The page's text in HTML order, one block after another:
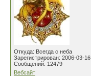
Откуда: Всегда с неба
Зарегистрирован: 2006-03-16
Сообщений: 12479
Вебсайт